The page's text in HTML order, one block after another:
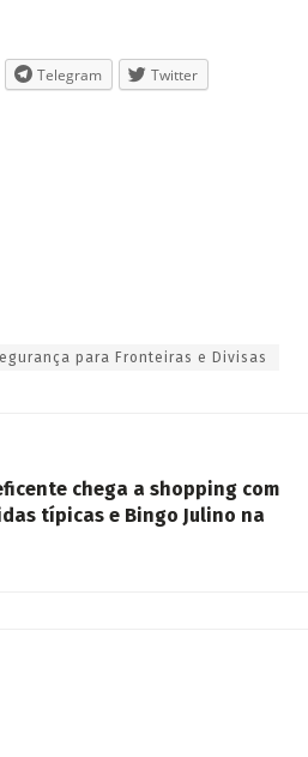
Telegram
Twitter
para Fronteiras e Divisas
chega a shopping com
típicas e Bingo Julino na